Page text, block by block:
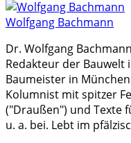
Wolfgang Bachmann
Dr. Wolfgang
Redakteur der Bauwelt
Baumeister in
Kolumnist mit spitzer
("Draußen") und Texte
u. a. bei. Lebt im